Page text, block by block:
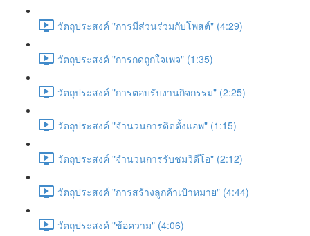
วัตถุประสงค์ "การมีส่วนร่วมกับโพสต์" (4:29)
วัตถุประสงค์ "การกดถูกใจเพจ" (1:35)
วัตถุประสงค์ "การตอบรับงานกิจกรรม" (2:25)
วัตถุประสงค์ "จำนวนการติดตั้งแอพ" (1:15)
วัตถุประสงค์ "จำนวนการรับชมวิดีโอ" (2:12)
วัตถุประสงค์ "การสร้างลูกค้าเป้าหมาย" (4:44)
วัตถุประสงค์ "ข้อความ" (4:06)